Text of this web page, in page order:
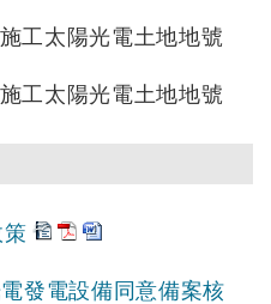
工太陽光電土地地號
工太陽光電土地地號
發電設備同意備案核